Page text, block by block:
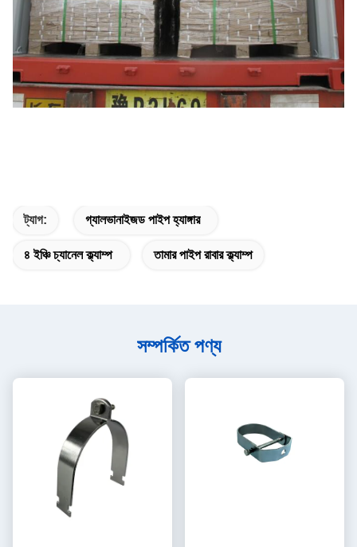
ট্যাগ: গ্যালভানাইজড পাইপ হ্যাঙ্গার
৪ ইঞ্চি চ্যানেল ক্ল্যাম্প তামার পাইপ রাবার ক্ল্যাম্প
সম্পর্কিত পণ্য